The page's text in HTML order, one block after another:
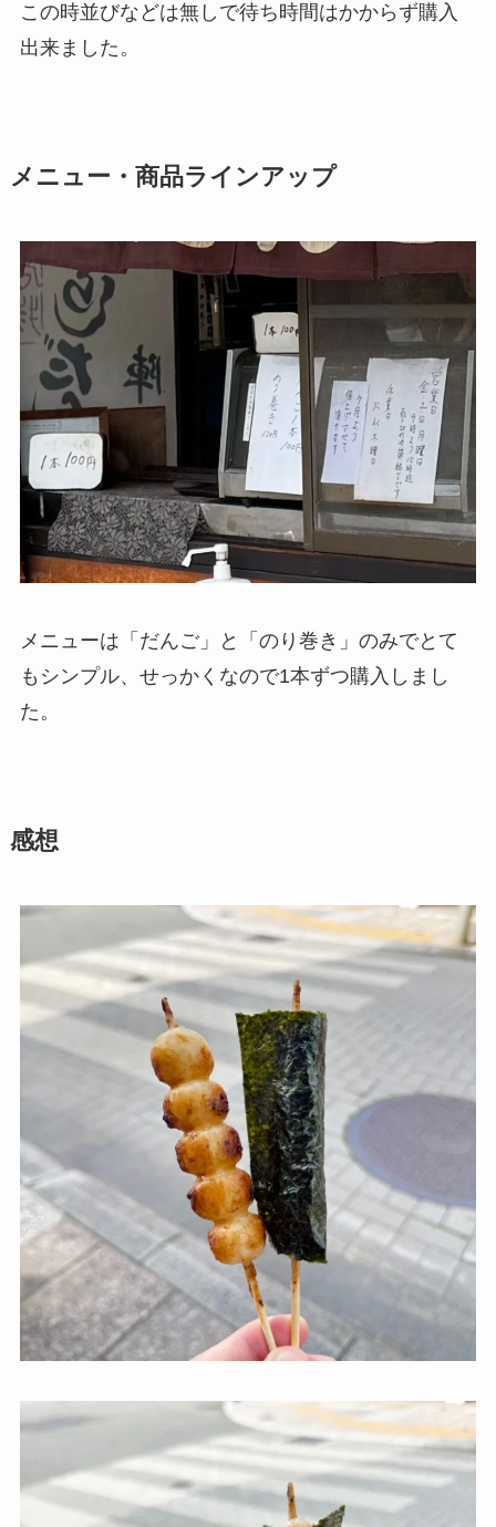
この時並びなどは無しで待ち時間はかからず購入
出来ました。
メニュー・商品ラインアップ
メニューは「だんご」と「のり巻き」のみでとて
もシンプル、せっかくなので1本ずつ購入しまし
た。
感想